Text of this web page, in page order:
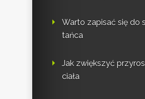
Warto zapisać się do
tańca
Jak zwiększyć
ciała